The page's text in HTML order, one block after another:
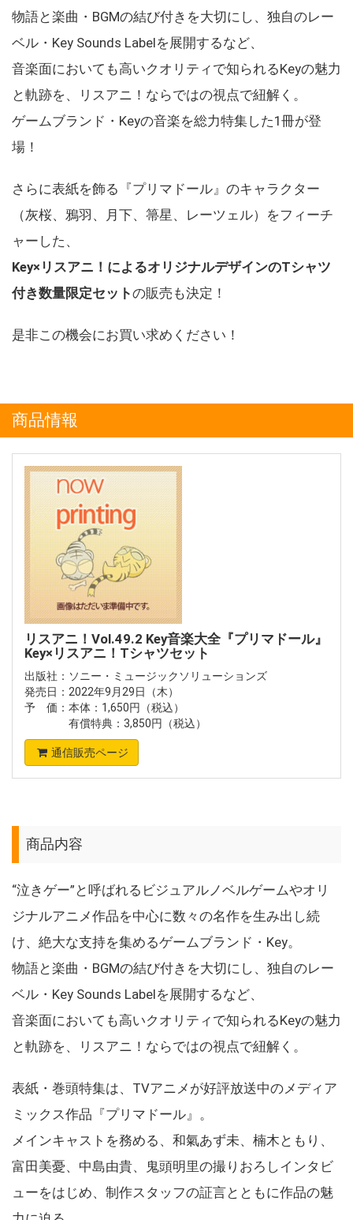
物語と楽曲・BGMの結び付きを大切にし、独自のレー
ベル・Key Sounds Labelを展開するなど、
音楽面においても高いクオリティで知られるKeyの魅力
と軌跡を、リスアニ！ならではの視点で紐解く。
ゲームブランド・Keyの音楽を総力特集した1冊が登
場！
さらに表紙を飾る『プリマドール』のキャラクター
（灰桜、鴉羽、月下、箒星、レーツェル）をフィーチ
ャーした、
Key×リスアニ！によるオリジナルデザインのTシャツ
付き数量限定セットの販売も決定！
是非この機会にお買い求めください！
商品情報
リスアニ！Vol.49.2 Key音楽大全『プリマドール』
Key×リスアニ！Tシャツセット
出版社：ソニー・ミュージックソリューションズ
発売日：2022年9月29日（木）
予 価：本体：1,650円（税込）
有償特典：3,850円（税込）
通信販売ページ
商品内容
“泣きゲー”と呼ばれるビジュアルノベルゲームやオリ
ジナルアニメ作品を中心に数々の名作を生み出し続
け、絶大な支持を集めるゲームブランド・Key。
物語と楽曲・BGMの結び付きを大切にし、独自のレー
ベル・Key Sounds Labelを展開するなど、
音楽面においても高いクオリティで知られるKeyの魅力
と軌跡を、リスアニ！ならではの視点で紐解く。
表紙・巻頭特集は、TVアニメが好評放送中のメディア
ミックス作品『プリマドール』。
メインキャストを務める、和氣あず未、楠木ともり、
富田美憂、中島由貴、鬼頭明里の撮りおろしインタビ
ューをはじめ、制作スタッフの証言とともに作品の魅